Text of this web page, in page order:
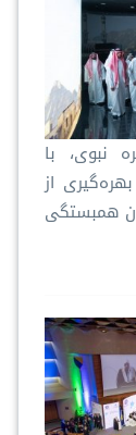
نبوی، با
از
همبستگی